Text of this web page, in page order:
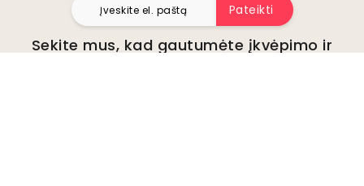
Pateikti
Sekite mus, kad gautumėte įkvėpimo ir